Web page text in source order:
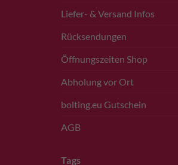
Liefer- & Versand Infos
Rücksendungen
Öffnungszeiten Shop
Abholung vor Ort
bolting.eu Gutschein
AGB
Tags